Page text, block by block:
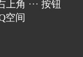
角 ··· 按钮
空间